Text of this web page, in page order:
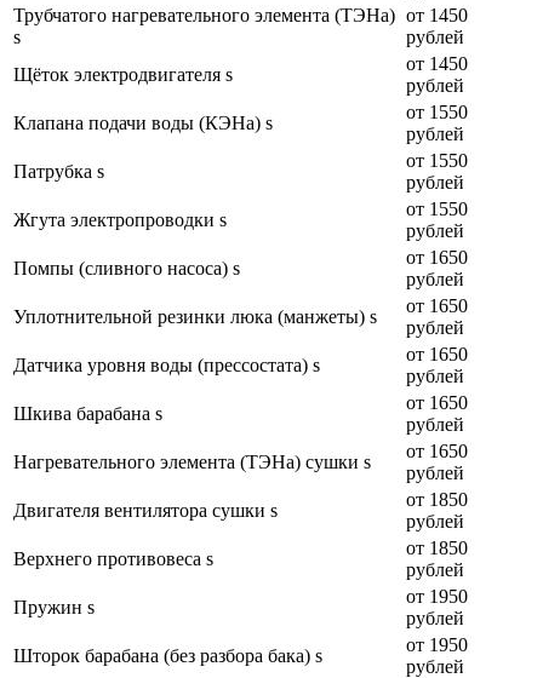
Трубчатого нагревательного элемента (ТЭНа)
s
от 1450
рублей
Щёток электродвигателя s
от 1450
рублей
Клапана подачи воды (КЭНа) s
от 1550
рублей
Патрубка s
от 1550
рублей
Жгута электропроводки s
от 1550
рублей
Помпы (сливного насоса) s
от 1650
рублей
Уплотнительной резинки люка (манжеты) s
от 1650
рублей
Датчика уровня воды (прессостата) s
от 1650
рублей
Шкива барабана s
от 1650
рублей
Нагревательного элемента (ТЭНа) сушки s
от 1650
рублей
Двигателя вентилятора сушки s
от 1850
рублей
Верхнего противовеса s
от 1850
рублей
Пружин s
от 1950
рублей
Шторок барабана (без разбора бака) s
от 1950
рублей